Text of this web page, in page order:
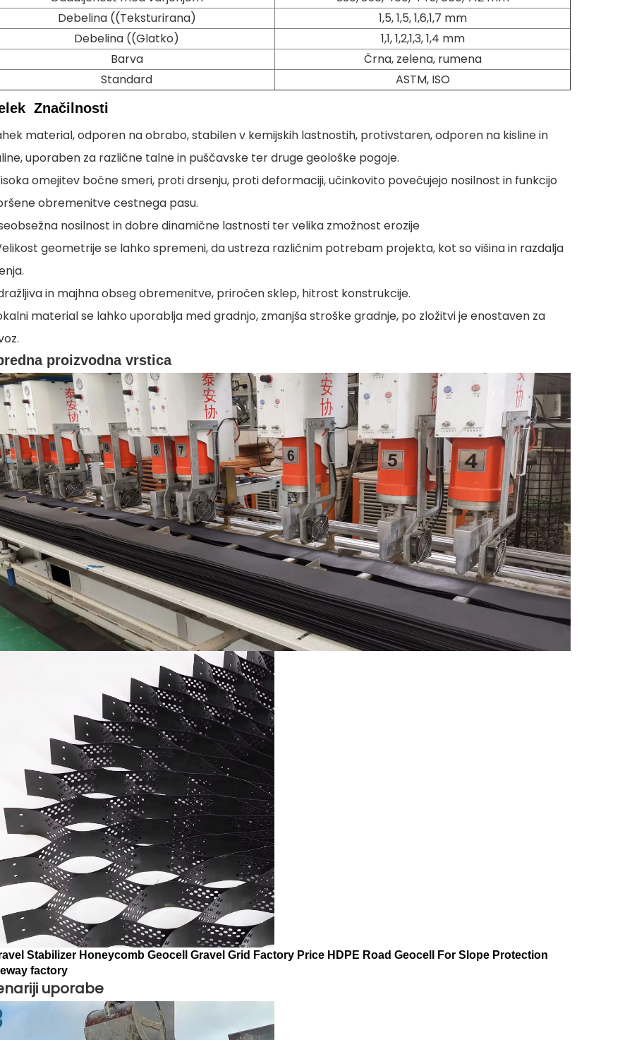
Debelina ((Teksturirana)
1,5, 1,5, 1,6,1,7 mm
Debelina ((Glatko)
1,1, 1,2,1,3, 1,4 mm
Barva
Črna, zelena, rumena
Standard
ASTM, ISO
Značilnosti
material, odporen na obrabo, stabilen v kemijskih lastnostih, protivstaren, odporen na kisline in
uporaben za različne talne in puščavske ter druge geološke pogoje.
omejitev bočne smeri, proti drsenju, proti deformaciji, učinkovito povečujejo nosilnost in funkcijo
obremenitve cestnega pasu.
nosilnost in dobre dinamične lastnosti ter velika zmožnost erozije
geometrije se lahko spremeni, da ustreza različnim potrebam projekta, kot so višina in razdalja
in majhna obseg obremenitve, priročen sklep, hitrost konstrukcije.
material se lahko uporablja med gradnjo, zmanjša stroške gradnje, po zložitvi je enostaven za
proizvodna vrstica
uporabe